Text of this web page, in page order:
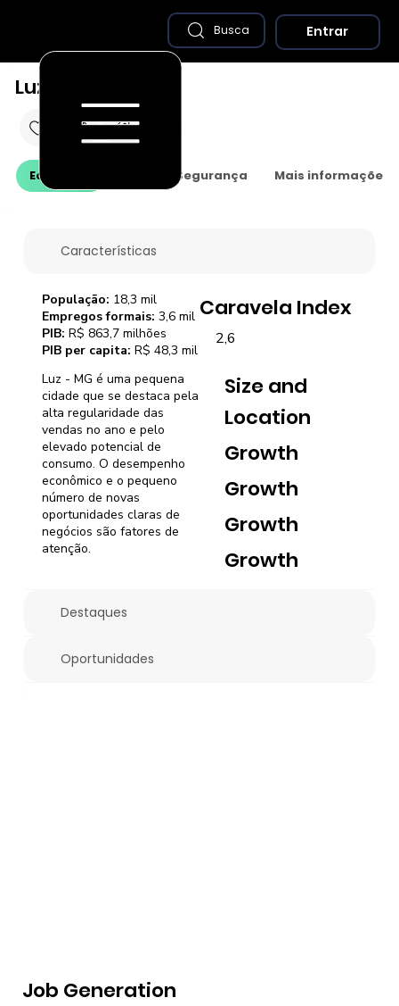
Características
Luz - MG é uma pequena
cidade que se destaca pela
alta regularidade das
vendas no ano e pelo
elevado potencial de
consumo. O desempenho
econômico e o pequeno
número de novas
oportunidades claras de
negócios são fatores de
atenção.
Caravela Index
2,6
Size and
Location
Growth
Growth
Growth
Growth
População: 18,3 mil
Empregos formais: 3,6 mil
PIB: R$ 863,7 milhões
PIB per capita: R$ 48,3 mil
Destaques
Oportunidades
Job Generation
Economia Saúde e Segurança Mais informações
Luz - MG
Busca Entrar